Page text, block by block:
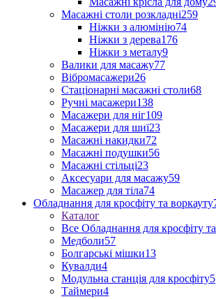
Масажні столи розкладні259
Ніжки з алюмінію74
Ніжки з дерева176
Ніжки з металу9
Валики для масажу77
Вібромасажери26
Стаціонарні масажні столи68
Ручні масажери138
Масажери для ніг109
Масажери для шиї23
Масажні накидки72
Масажні подушки56
Масажні стільці23
Аксесуари для масажу59
Масажер для тіла74
Обладнання для кросфіту та воркауту
Каталог
Все Обладнання для кросфіту
Медболи57
Болгарські мішки13
Кувалди4
Модульна станція для кросфіту5
Таймери4